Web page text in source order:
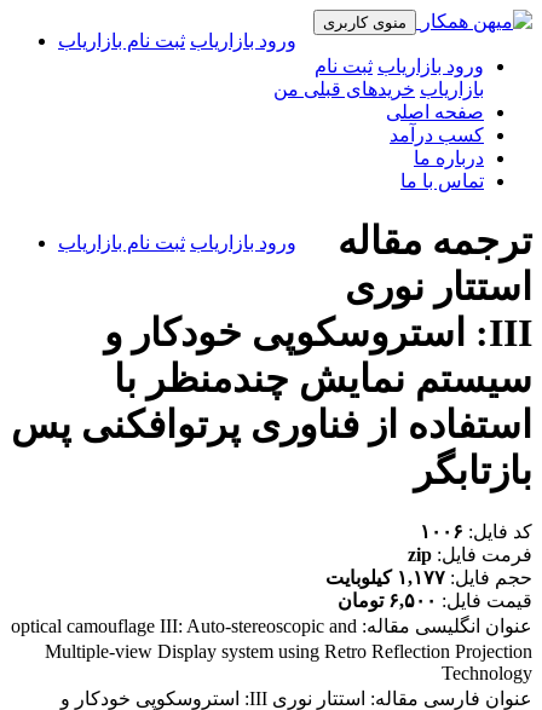
منوی کاربری
ورود بازاریاب ثبت نام بازاریاب
ورود بازاریاب ثبت نام
بازاریاب خریدهای قبلی من
صفحه اصلی
کسب درآمد
درباره ما
تماس با ما
ورود بازاریاب ثبت نام بازاریاب
ترجمه مقاله
استتار نوری
III: استروسکوپی خودکار و
سیستم نمایش چندمنظر با
استفاده از فناوری پرتوافکنی پس
بازتابگر
کد فایل: ۱۰۰۶
فرمت فایل: zip
حجم فایل: ۱,۱۷۷ کیلوبایت
قیمت فایل: ۶,۵۰۰ تومان
عنوان انگلیسی مقاله: optical camouflage III: Auto-stereoscopic and
Multiple-view Display system using Retro Reflection Projection
Technology
عنوان فارسی مقاله:
استتار نوری III: استروسکوپی خودکار و